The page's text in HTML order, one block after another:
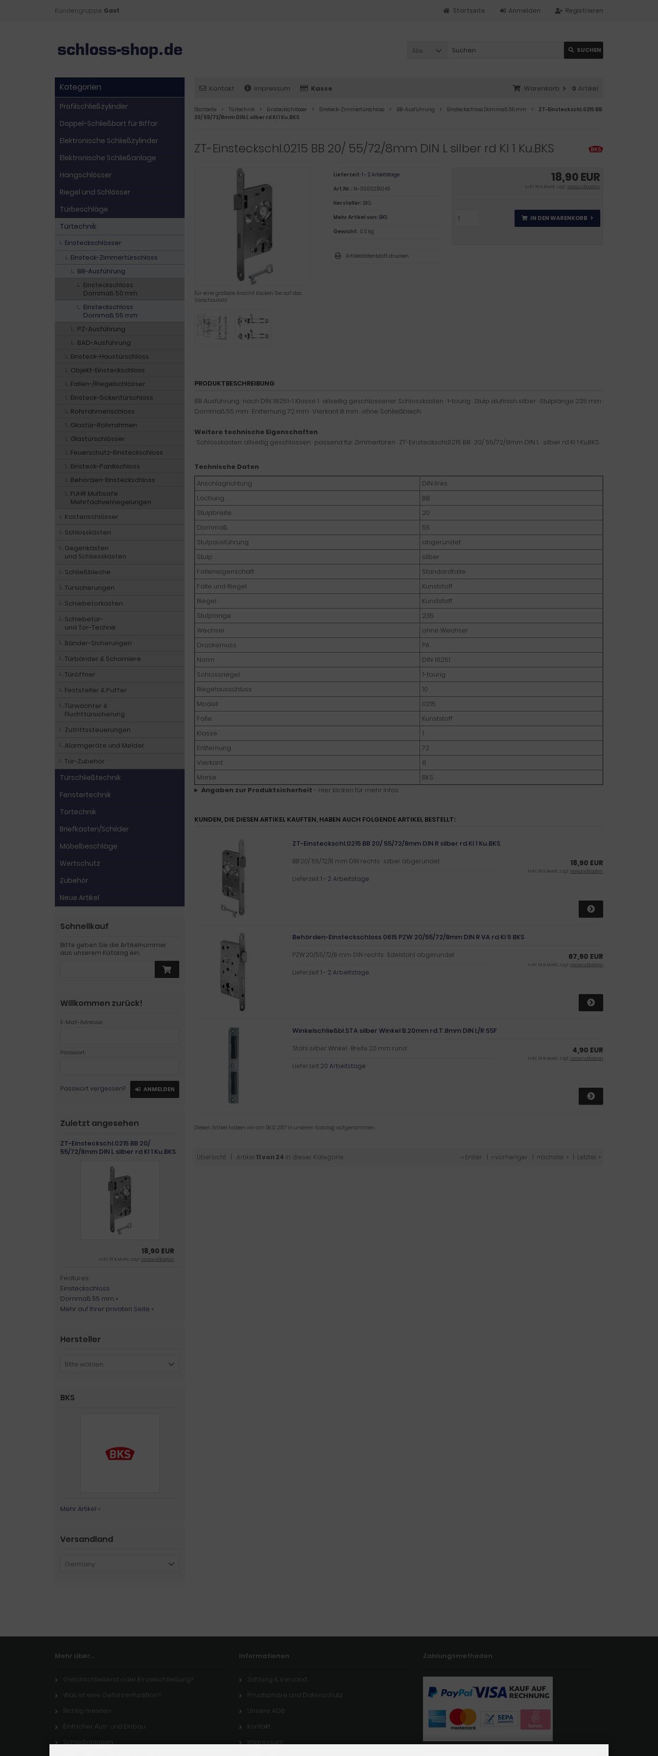
Kundengruppe: Gast Registrieren
Anmelden
Startseite
Alle SUCHEN
Kontakt Impressum Kasse Warenkorb 0 Artikel
Startseite Türtechnik Einsteckschlösser Einsteck-Zimmertürschloss BB-Ausführung Einsteckschloss Dornmaß 55 mm
ZT-Einsteckschl.0215 BB
20/ 55/72/8mm DIN L silber rd Kl 1 Ku.BKS
ZT-Einsteckschl.0215 BB 20/ 55/72/8mm DIN L silber rd Kl 1 Ku.BKS
Für eine größere Ansicht klicken Sie auf das
Vorschaubild
18,90 EUR
inkl. 19 % MwSt. zzgl.Versandkosten
IN DEN WARENKORB
Lieferzeit: 1 - 2 Arbeitstage
Art.Nr.: N-3000251045
Hersteller: BKS
Mehr Artikel von: BKS
Gewicht: 0.3 kg
Artikeldatenblatt drucken
PRODUKTBESCHREIBUNG
BB Ausführung · nach DIN 18251-1 Klasse 1 · allseitig geschlossener Schlosskasten · 1-tourig · Stulp alufinish silber · Stulplänge 235 mm ·
Dornmaß 55 mm · Entfernung 72 mm · Vierkant 8 mm · ohne Schließblech
Weitere technische Eigenschaften
· Schlosskasten: allseitig geschlossen · passend für: Zimmertüren · ZT-Einsteckschl.0215 BB · 20/ 55/72/8mm DIN L · silber rd Kl 1 Ku.BKS ·
Technische Daten
Anschlagrichtung
DIN links
Lochung
BB
Stulpbreite
20
Dornmaß
55
Stulpausführung
abgerundet
Stulp
silber
Falleneigenschaft
Standardfalle
Falle und Riegel
Kunststoff
Riegel
Kunststoff
Stulplänge
235
Wechsel
ohne Wechsel
Drückernuss
PA
Norm
DIN 18251
Schlossriegel
1-tourig
Riegelausschluss
10
Modell
0215
Falle
Kunststoff
Klasse
1
Entfernung
72
Vierkant
8
Marke
BKS
Angaben zur Produktsicherheit - Hier klicken für mehr Infos
KUNDEN, DIE DIESEN ARTIKEL KAUFTEN, HABEN AUCH FOLGENDE ARTIKEL BESTELLT:
ZT-Einsteckschl.0215 BB 20/ 55/72/8mm DIN R silber rd Kl 1 Ku.BKS
BB 20/ 55/72/8 mm DIN rechts · silber abgerundet
Lieferzeit:1 - 2 Arbeitstage
18,90 EUR
inkl. 19 % MwSt. zzgl.Versandkosten
Behörden-Einsteckschloss 0615 PZW 20/55/72/8mm DIN R VA rd Kl 5 BKS
PZW 20/55/72/8 mm DIN rechts · Edelstahl abgerundet
Lieferzeit:1 - 2 Arbeitstage
67,90 EUR
inkl. 19 % MwSt. zzgl.Versandkosten
Winkelschließbl.STA silber Winkel B.20mm rd.T.8mm DIN L/R SSF
Stahl silber Winkel · Breite 20 mm rund
Lieferzeit:20 Arbeitstage
4,90 EUR
inkl. 19 % MwSt. zzgl.Versandkosten
Diesen Artikel haben wir am 09.12.2017 in unseren Katalog aufgenommen.
Übersicht | Artikel 11 von 24 in dieser Kategorie « Erster « vorheriger nächster » Letzter »
Kategorien
Profilschließzylinder
Doppel-Schließbart für Biffar
Elektronische Schließzylinder
Elektronische Schließanlage
Hangschlösser
Riegel und Schlösser
Türbeschläge
Türtechnik
Einsteckschlösser
Einsteck-Zimmertürschloss
BB-Ausführung
Einsteckschloss
Dornmaß 50 mm
Einsteckschloss
Dornmaß 55 mm
PZ-Ausführung
BAD-Ausführung
Einsteck-Haustürschloss
Objekt-Einsteckschloss
Fallen-/Riegelschlösser
Einsteck-Sickentürschloss
Rohrrahmenschloss
Glastür-Rohrrahmen
Glastürschlösser
Feuerschutz-Einsteckschloss
Einsteck-Panikschloss
Behörden-Einsteckschloss
FUHR Multisafe
Mehrfachverriegelungen
Kastenschlösser
Schlosskästen
Gegenkästen
und Schliesskästen
Schließbleche
Türsicherungen
Schiebetorkasten
Schiebetür-
und Tor-Technik
Bänder-Sicherungen
Türbänder & Scharniere
Türöffner
Feststeller & Puffer
Türwächter &
Fluchttürsicherung
Zutrittssteuerungen
Alarmgeräte und Melder
Tür-Zubehör
Türschließtechnik
Fenstertechnik
Tortechnik
Briefkästen/Schilder
Möbelbeschläge
Wertschutz
Zubehör
Neue Artikel
Schnellkauf
Bitte geben Sie die Artikelnummer
aus unserem Katalog ein.
Willkommen zurück!
E-Mail-Adresse:
Passwort:
Passwort vergessen? ANMELDEN
Zuletzt angesehen
ZT-Einsteckschl.0215 BB 20/
55/72/8mm DIN L silber rd Kl 1 Ku.BKS
18,90 EUR
inkl. 19 % MwSt. zzgl.Versandkosten
Features:
Einsteckschloss
Dornmaß 55 mm »
Mehr auf Ihrer privaten Seite »
Hersteller
Bitte wählen
BKS
Mehr Artikel »
Versandland
Germany
Mehr über...
Gleichschließend oder Einzelschließung?
Was ist eine Gefahrenfunktion?
Richtig messen
Einfacher Aus- und Einbau
Schließanlagen
Informationen
Zahlung & Versand
Privatsphäre und Datenschutz
Unsere AGB
Kontakt
Impressum
Zahlungsmethoden